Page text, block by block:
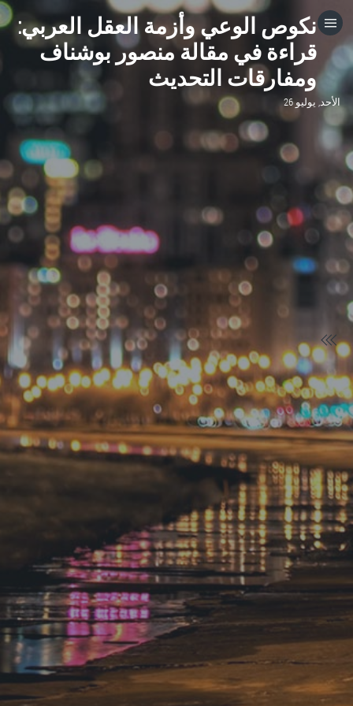
نكوص الوعي وأزمة العقل العربي:
قراءة في مقالة منصور بوشناف
ومفارقات التحديث
الأحد, يوليو 26
HOME
CATEGORIES
GO TO
VISIT WEBSITE